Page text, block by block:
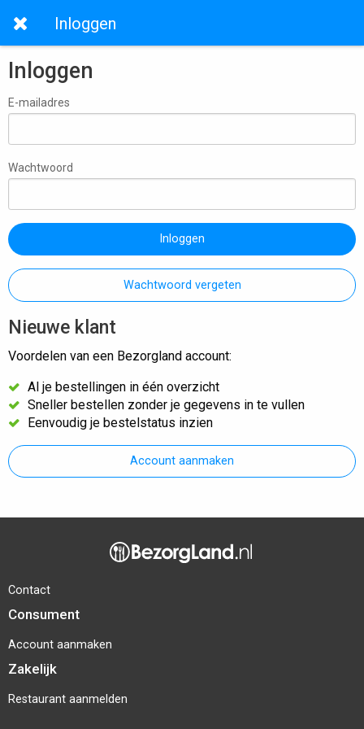
Inloggen
Inloggen
E-mailadres
Wachtwoord
Inloggen
Wachtwoord vergeten
Nieuwe klant
Voordelen van een Bezorgland account:
Al je bestellingen in één overzicht
Sneller bestellen zonder je gegevens in te vullen
Eenvoudig je bestelstatus inzien
Account aanmaken
Contact
Consument
Account aanmaken
Zakelijk
Restaurant aanmelden